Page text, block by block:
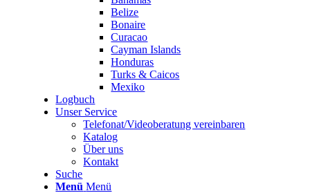
Belize
Bonaire
Curacao
Cayman Islands
Honduras
Turks & Caicos
Mexiko
Logbuch
Unser Service
Telefonat/Videoberatung vereinbaren
Katalog
Über uns
Kontakt
Suche
Menü Menü